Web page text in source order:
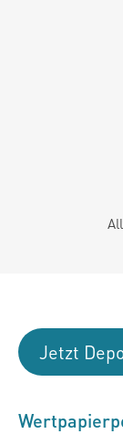
Jetzt